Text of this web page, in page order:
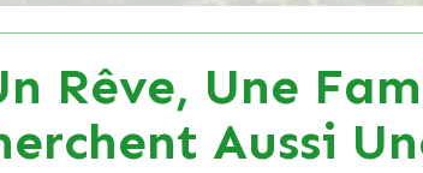
Rêve, Une
Aussi